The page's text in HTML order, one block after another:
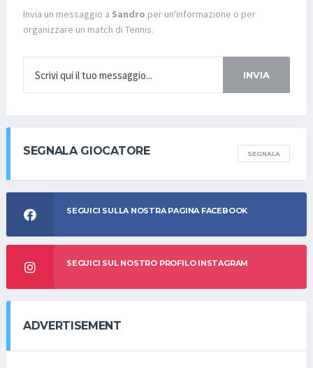
Invia un messaggio a Sandro per un'informazione o per
organizzare un match di Tennis.
INVIA
SEGNALA GIOCATORE SEGNALA
SEGUICI SULLA NOSTRA PAGINA FACEBOOK
SEGUICI SUL NOSTRO PROFILO INSTAGRAM
ADVERTISEMENT